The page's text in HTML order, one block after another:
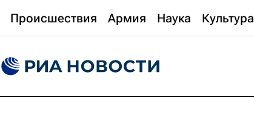
Происшествия Армия Наука Культура